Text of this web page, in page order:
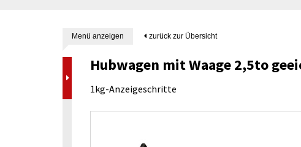
Menü anzeigen zurück zur Übersicht
Hubwagen mit Waage 2,5to
1kg-Anzeigeschritte